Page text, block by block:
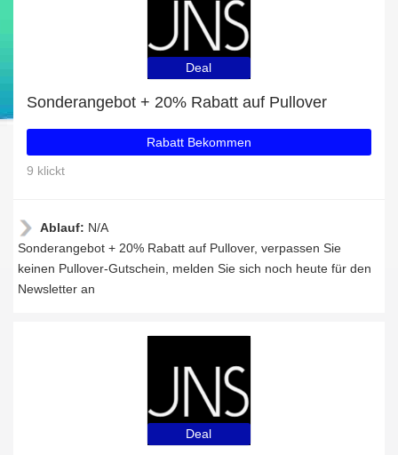
Deal
Sonderangebot + 20% Rabatt auf Pullover
Rabatt Bekommen
9 klickt
Ablauf: N/A
Sonderangebot + 20% Rabatt auf Pullover, verpassen Sie
keinen Pullover-Gutschein, melden Sie sich noch heute für den
Newsletter an
Deal